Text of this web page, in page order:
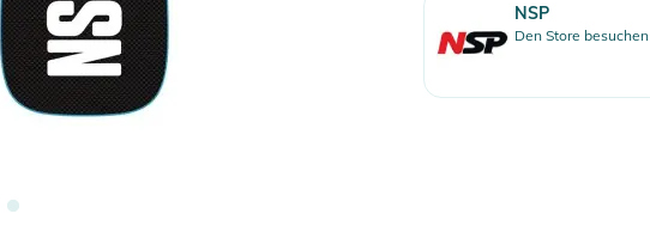
NSP
Den Store besuchen